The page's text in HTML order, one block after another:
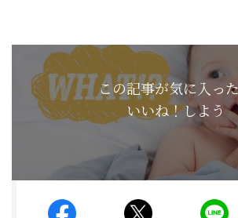
この記事が気に入っ
いいね！しよう